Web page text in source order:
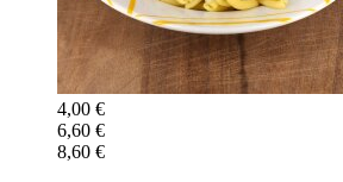
4,00 €
6,60 €
8,60 €